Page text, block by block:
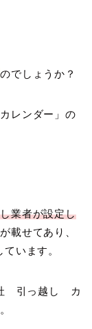
のでしょうか？
レンダー」の
業者が設定し
載せてあり、
います。
社 引っ越し カ